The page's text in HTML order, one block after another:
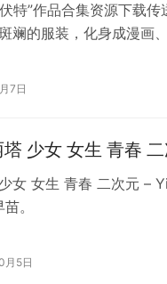
有出色的外貌和时尚风
常常充满了时尚元素和
特”作品合集资源下载
斓的服装，化身成漫画
，他们用心制作每一
珍吱伏特Cos图片作品合
7日
少女 女生 青春
女 女生 青春 二次元 –
。
月5日